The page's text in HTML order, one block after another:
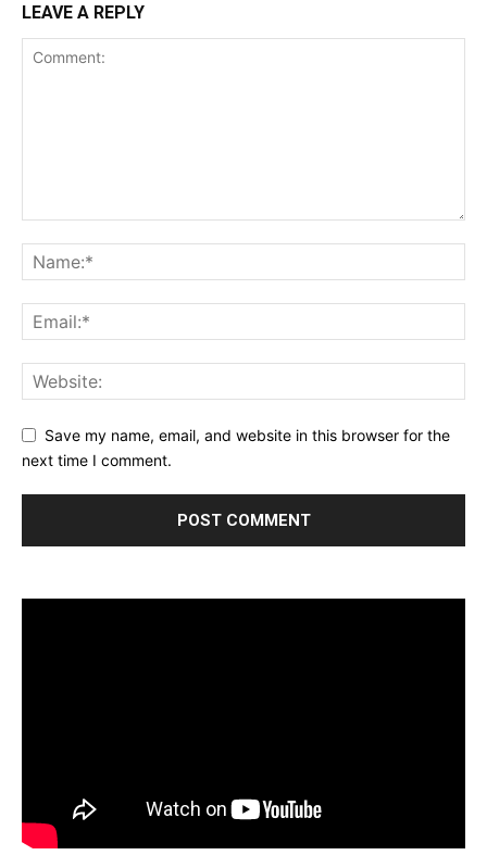
LEAVE A REPLY
Save my name, email, and website in this browser for the
next time I comment.